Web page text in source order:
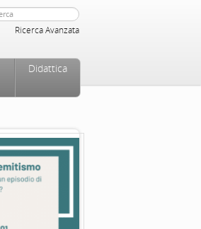
Ricerca Avanzata
Didattica